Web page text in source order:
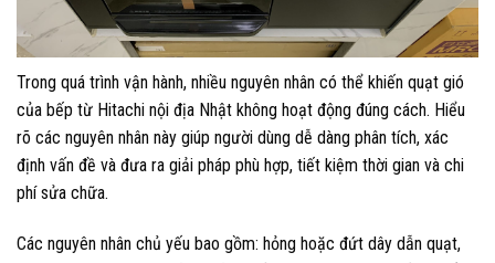
Trong quá trình vận hành, nhiều nguyên nhân có thể khiến quạt gió
của bếp từ Hitachi nội địa Nhật không hoạt động đúng cách. Hiểu
rõ các nguyên nhân này giúp người dùng dễ dàng phân tích, xác
định vấn đề và đưa ra giải pháp phù hợp, tiết kiệm thời gian và chi
phí sửa chữa.
Các nguyên nhân chủ yếu bao gồm: hỏng hoặc đứt dây dẫn quạt,